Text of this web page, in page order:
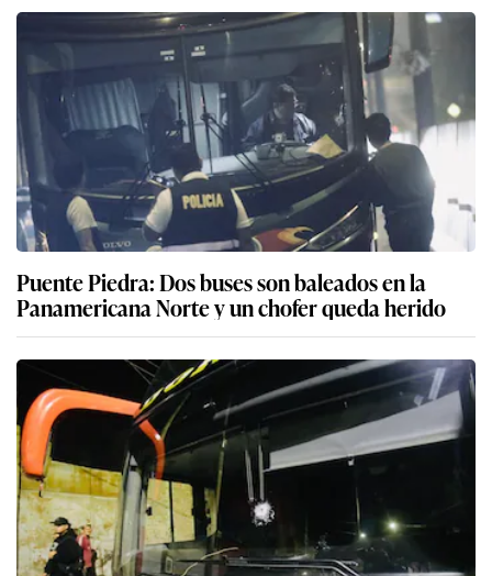
Puente Piedra: Dos buses son baleados en la
Panamericana Norte y un chofer queda herido